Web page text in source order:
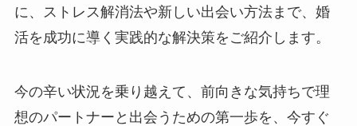
に、ストレス解消法や新しい出会い方法まで、婚
活を成功に導く実践的な解決策をご紹介します。
今の辛い状況を乗り越えて、前向きな気持ちで理
想のパートナーと出会うための第一歩を、今すぐ